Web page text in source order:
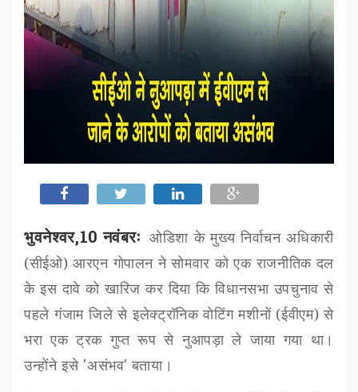
भुवनेश्वर,10 नवंबरः ओडिशा के मुख्य निर्वाचन अधिकारी
(सीईओ) आरएन गोपालन ने सोमवार को एक राजनीतिक दल
के इस दावे को खारिज कर दिया कि विधानसभा उपचुनाव से
पहले गंजाम जिले से इलेक्ट्रॉनिक वोटिंग मशीनों (ईवीएम) से
भरा एक ट्रक गुप्त रूप से नुआपड़ा ले जाया गया था।
उन्होंने इसे 'असंभव'बताया।